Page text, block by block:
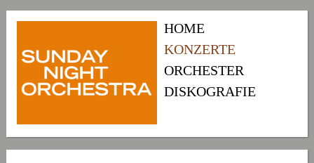
HOME
KONZERTE
ORCHESTER
DISKOGRAFIE